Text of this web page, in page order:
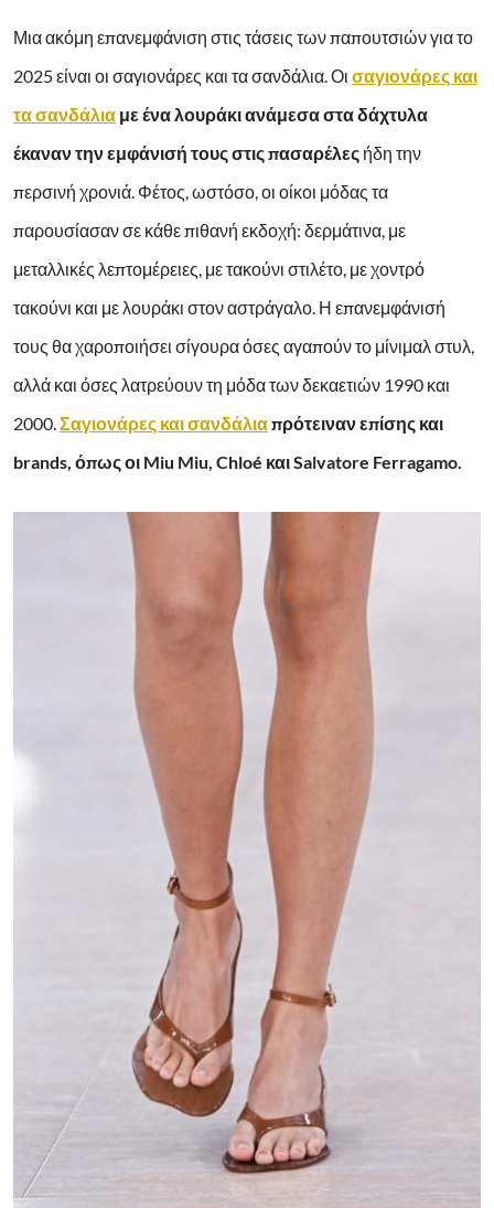
Μια ακόμη επανεμφάνιση στις τάσεις των παπουτσιών για το
2025 είναι οι σαγιονάρες και τα σανδάλια. Οι σαγιονάρες και
τα σανδάλια με ένα λουράκι ανάμεσα στα δάχτυλα
έκαναν την εμφάνισή τους στις πασαρέλες ήδη την
περσινή χρονιά. Φέτος, ωστόσο, οι οίκοι μόδας τα
παρουσίασαν σε κάθε πιθανή εκδοχή: δερμάτινα, με
μεταλλικές λεπτομέρειες, με τακούνι στιλέτο, με χοντρό
τακούνι και με λουράκι στον αστράγαλο. Η επανεμφάνισή
τους θα χαροποιήσει σίγουρα όσες αγαπούν το μίνιμαλ στυλ,
αλλά και όσες λατρεύουν τη μόδα των δεκαετιών 1990 και
2000. Σαγιονάρες και σανδάλιαπρότειναν επίσης και
brands, όπως οι Miu Miu, Chloé και Salvatore Ferragamo.